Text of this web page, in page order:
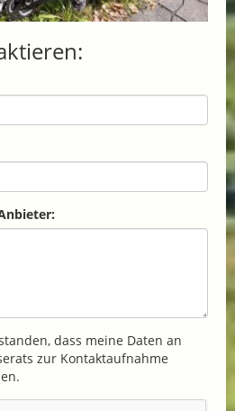
dass meine Daten an
zur Kontaktaufnahme